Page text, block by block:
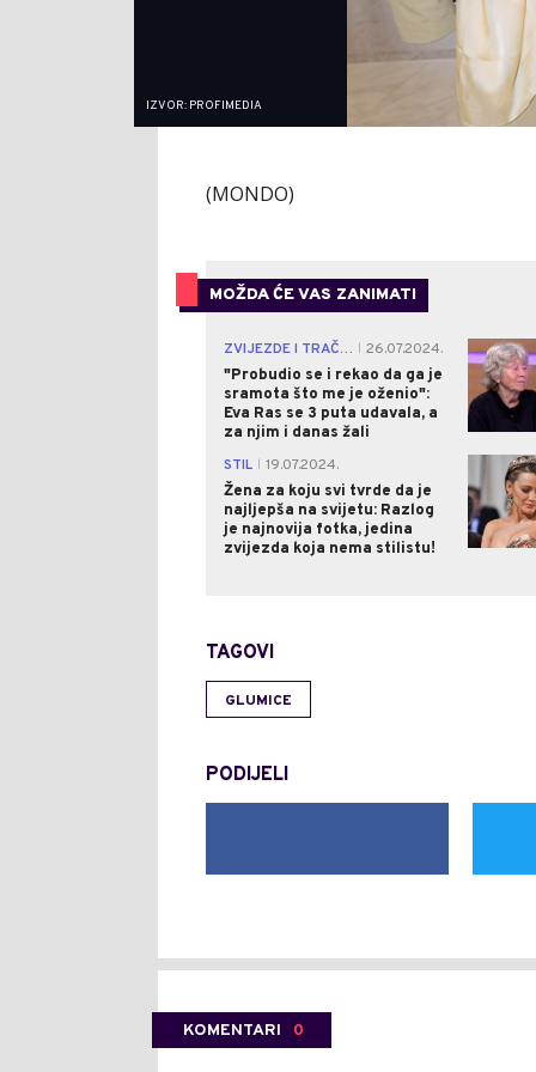
IZVOR: PROFIMEDIA
(MONDO)
MOŽDA ĆE VAS ZANIMATI
ZVIJEZDE I TRAČEVI
26.07.2024.
"Probudio se i rekao da ga je
sramota što me je oženio":
Eva Ras se 3 puta udavala, a
za njim i danas žali
STIL
19.07.2024.
Žena za koju svi tvrde da je
najljepša na svijetu: Razlog
je najnovija fotka, jedina
zvijezda koja nema stilistu!
TAGOVI
GLUMICE
PODIJELI
KOMENTARI 0